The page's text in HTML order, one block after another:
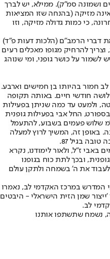
ושמונה סמ"ק). ממילא, יש לברך
מזיקה (בהנחה שזו המציאות
כי כמות גדולה מזיקה, וזו
דברי הרמב"ם (הלכות דעות פ"ד)
להרחיק מגופו מאכלים רעים
לשמור על כושר גופני, ומי שנוהג
חמור בהיותו בן חמישים וארבע.
חודשי חיים. באותה תקופה
ולמעט עד כמה שניתן בפעילות
החל אבי בפעילות גופנית
שלוש פעמים בשבוע, להתעמל
באופן זה, המשיך לרוץ למעלה
ז"ל, ולאור לימודנו, נקרא
ובכך לתת כוח בגופנו
לעבוד את ה' בשמחה ולתקן עולם
המדרש במרכז האקדמי לב, נאמרו
שמן הזית הישראלי - היבטים
לב.
נשמח שתשתפו אותנו